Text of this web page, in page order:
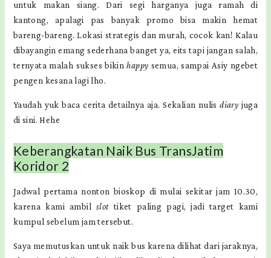
untuk makan siang. Dari segi harganya juga ramah di
kantong, apalagi pas banyak promo bisa makin hemat
bareng-bareng. Lokasi strategis dan murah, cocok kan! Kalau
dibayangin emang sederhana banget ya, eits tapi jangan salah,
ternyata malah sukses bikinhappy semua, sampai Asiy ngebet
pengen kesana lagi lho.
Yaudah yuk baca cerita detailnya aja. Sekalian nulisdiary juga
di sini. Hehe
Keberangkatan Naik Bus TransJatim
Koridor 2
Jadwal pertama nonton bioskop di mulai sekitar jam 10.30,
karena kami ambilslottiket paling pagi, jadi target kami
kumpul sebelum jam tersebut.
Saya memutuskan untuk naik bus karena dilihat dari jaraknya,